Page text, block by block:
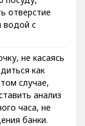
отверстие
водой с
не касаясь
как
случае,
анализ
часа, не
банки.